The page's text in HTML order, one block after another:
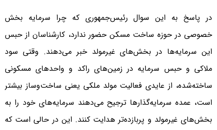
در پاسخ به این سوال رئیس‌‌‌جمهوری که چرا سرمایه بخش
خصوصی در حوزه ساخت مسکن حضور ندارد، کارشناسان از حبس
این سرمایه‌‌‌ها در بخش‌‌‌های غیرمولد خبر می‌دهند. وقتی سود
ملاکی و حبس سرمایه در زمین‌‌‌های راکد و واحدهای مسکونی
ساخته‌شده، از عایدی فعالیت مولد ملکی یعنی ساخت‌وساز بیشتر
است، عمده سرمایه‌گذارها ترجیح می‌دهند سرمایه‌‌‌های خود را به
بخش‌‌‌های غیرمولد و پربازده‌‌‌تر هدایت کنند. این در حالی است که